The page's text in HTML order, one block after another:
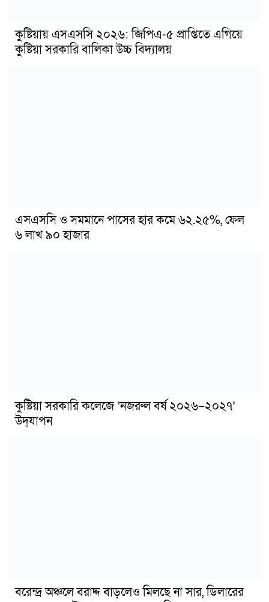
কুষ্টিয়ায় এসএসসি ২০২৬: জিপিএ-৫ প্রাপ্তিতে এগিয়ে
কুষ্টিয়া সরকারি বালিকা উচ্চ বিদ্যালয়
এসএসসি ও সমমানে পাসের হার কমে ৬২.২৫%, ফেল
৬ লাখ ৯০ হাজার
কুষ্টিয়া সরকারি কলেজে ‘নজরুল বর্ষ ২০২৬–২০২৭’
উদ্‌যাপন
বরেন্দ্র অঞ্চলে বরাদ্দ বাড়লেও মিলছে না সার, ডিলারের